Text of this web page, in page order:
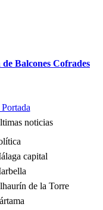
Balcones Cofrades
noticias
capital
de la Torre